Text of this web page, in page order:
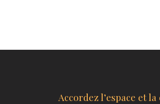
Accordez l’espace et